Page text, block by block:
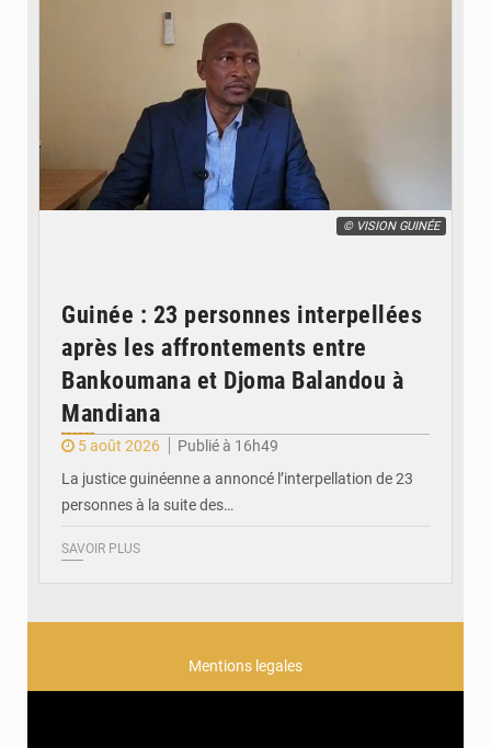
© VISION GUINÉE
Guinée : 23 personnes interpellées
après les affrontements entre
Bankoumana et Djoma Balandou à
Mandiana
5 août 2026
Publié à 16h49
La justice guinéenne a annoncé l’interpellation de 23
personnes à la suite des…
SAVOIR PLUS
Mentions legales